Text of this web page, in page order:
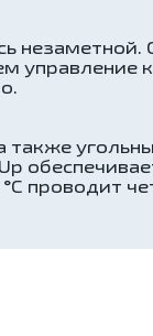
управление
проводит